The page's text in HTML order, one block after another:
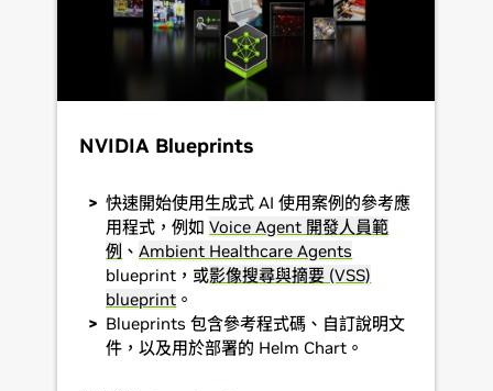
NVIDIA Blueprints
快速開始使用生成式 AI 使用案例的參考應
用程式，例如Voice Agent 開發人員範
例 、Ambient Healthcare Agents
blueprint，或影像搜尋與摘要 (VSS)
blueprint 。
Blueprints 包含參考程式碼、自訂說明文
件，以及用於部署的 Helm Chart。